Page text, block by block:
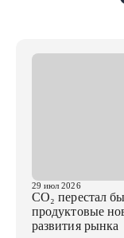
29 июл 2026
CO₂ перестал
продуктовые
развития рынка